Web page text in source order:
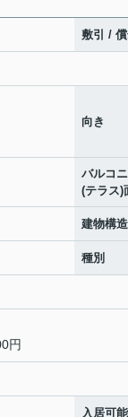
敷引 /
向き
バルコ
(テラス)
建物構造
種別
円
入居可